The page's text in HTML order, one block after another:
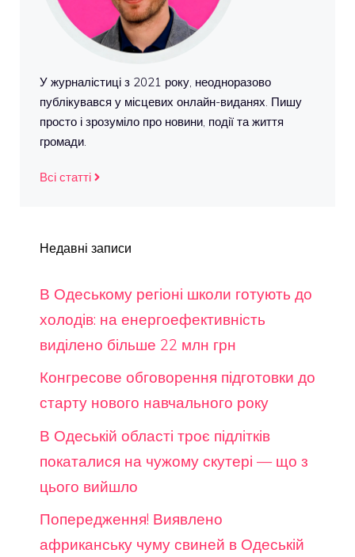
У журналістиці з 2021 року, неодноразово
публікувався у місцевих онлайн-виданях. Пишу
просто і зрозуміло про новини, події та життя
громади.
Всі статті
Недавні записи
В Одеському регіоні школи готують до
холодів: на енергоефективність
виділено більше 22 млн грн
Конгресове обговорення підготовки до
старту нового навчального року
В Одеській області троє підлітків
покаталися на чужому скутері — що з
цього вийшло
Попередження! Виявлено
африканську чуму свиней в Одеській